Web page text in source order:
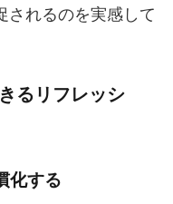
されるのを実感して
るリフレッシ
化する